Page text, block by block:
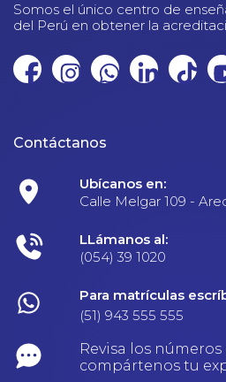
Somos el único centro de
del Perú en obtener la
Contáctanos
Ubícanos en:
Calle Melgar 109 -
LLámanos al:
(054) 39 1020
Para matrículas
(51) 943 555 555
Revisa los
compártenos tu